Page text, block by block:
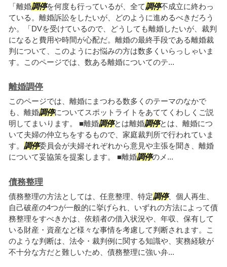
「離婚調停を何度も行っているが、全て調停不成立に終わっ
ている。離婚訴訟をしたいが、どのように進めるべきだろう
か。「DVを受けているので、どうしても離婚したいが、裁判
になると費用や時間が心配だ。離婚の最終手段である離婚裁
判について、このようにお悩みの方は数多くいらっしゃいま
す。このページでは、数ある離婚についてのテ...
離婚調停
このページでは、離婚にまつわる数多くのテーマのなかで
も、離婚調停についてスポットライトをあててくわしくご説
明してまいります。 ■離婚調停とは離婚調停とは、離婚につ
いて夫婦の仲立ちをするもので、家庭裁判所で行われていま
す。 調停委員会が夫婦それぞれから意見や主張を聞き、離婚
について妥協策を提案します。 ■離婚調停のメ...
債務整理
債務整理の方法としては、任意整理、特定調停、個人再生、
自己破産の4つが一般的に挙げられ、いずれの方法によって債
務整理をすべきかは、依頼者の借入状況や、年収、保有して
いる財産・資産など様々な事情を考慮して判断されます。こ
のような判断は、法令・裁判例に関する知識や、実務経験が
不十分な方だと難しいため、債務整理に強い弁...